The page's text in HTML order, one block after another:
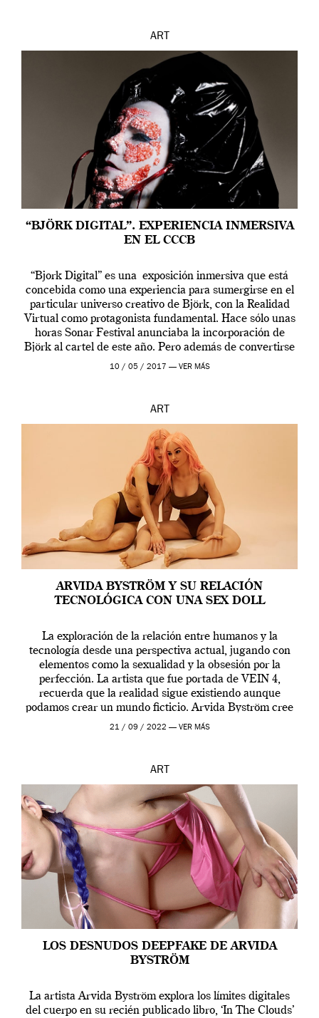
ART
“BJÖRK DIGITAL”. EXPERIENCIA INMERSIVA
EN EL CCCB
“Bjork Digital” es una exposición inmersiva que está
concebida como una experiencia para sumergirse en el
particular universo creativo de Björk, con la Realidad
Virtual como protagonista fundamental. Hace sólo unas
horas Sonar Festival anunciaba la incorporación de
Björk al cartel de este año. Pero además de convertirse
en una de las actuaciones más relevantes […]
10 / 05 / 2017 — VER MÁS
ART
ARVIDA BYSTRÖM Y SU RELACIÓN
TECNOLÓGICA CON UNA SEX DOLL
La exploración de la relación entre humanos y la
tecnología desde una perspectiva actual, jugando con
elementos como la sexualidad y la obsesión por la
perfección. La artista que fue portada de VEIN 4,
recuerda que la realidad sigue existiendo aunque
podamos crear un mundo ficticio. Arvida Byström cree
que los humanos tienen un complejo […]
21 / 09 / 2022 — VER MÁS
ART
LOS DESNUDOS DEEPFAKE DE ARVIDA
BYSTRÖM
La artista Arvida Byström explora los límites digitales
del cuerpo en su recién publicado libro, ‘In The Clouds’